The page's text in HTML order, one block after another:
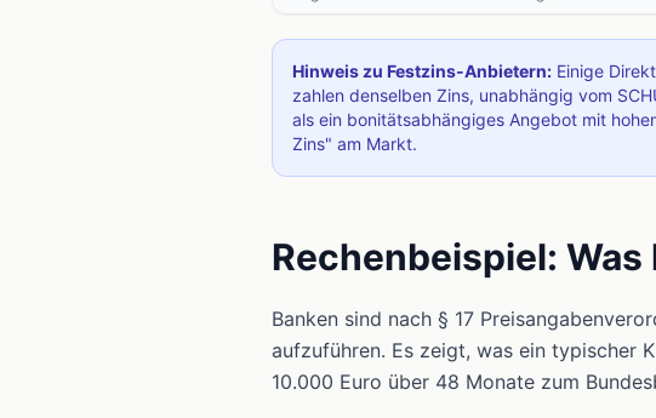
Hinweis zu Festzins-Anbietern: Einige
zahlen denselben Zins, unabhängig vom
als ein bonitätsabhängiges Angebot mit
Zins" am Markt.
Rechenbeispiel:
Banken sind nach § 17
aufzuführen. Es zeigt, was ein typischer
10.000 Euro über 48 Monate zum